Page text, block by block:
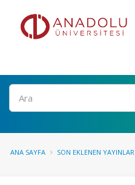
Ara
ANA SAYFA SON EKLENEN YAYINLAR